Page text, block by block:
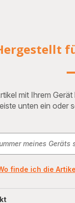
mit Ihrem
unten ein oder
finde ich die